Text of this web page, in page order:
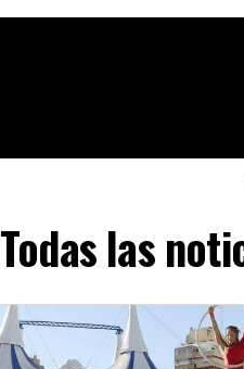
Todas las